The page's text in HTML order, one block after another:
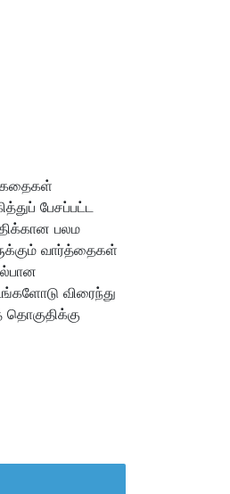
கதைகள்
பேசப்பட்ட
பலம
வார்த்தைகள்
விரைந்து